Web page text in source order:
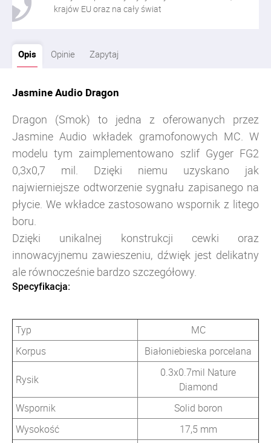
krajów EU oraz na cały świat
Opis Opinie Zapytaj
Jasmine Audio Dragon
Dragon (Smok) to jedna z oferowanych przez
Jasmine Audio wkładek gramofonowych MC. W
modelu tym zaimplementowano szlif Gyger FG2
0,3x0,7 mil. Dzięki niemu uzyskano jak
najwierniejsze odtworzenie sygnału zapisanego na
płycie. We wkładce zastosowano wspornik z litego
boru.
Dzięki unikalnej konstrukcji cewki oraz
innowacyjnemu zawieszeniu, dźwięk jest delikatny
ale równocześnie bardzo szczegółowy.
Specyfikacja:
Typ
MC
Korpus
Białoniebieska porcelana
Rysik
0.3x0.7mil Nature
Diamond
Wspornik
Solid boron
Wysokość
17,5 mm